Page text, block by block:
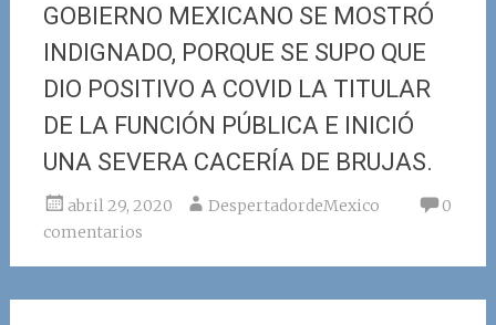
GOBIERNO MEXICANO SE MOSTRÓ
INDIGNADO, PORQUE SE SUPO QUE
DIO POSITIVO A COVID LA TITULAR
DE LA FUNCIÓN PÚBLICA E INICIÓ
UNA SEVERA CACERÍA DE BRUJAS.
abril 29, 2020 DespertadordeMexico
0
comentarios